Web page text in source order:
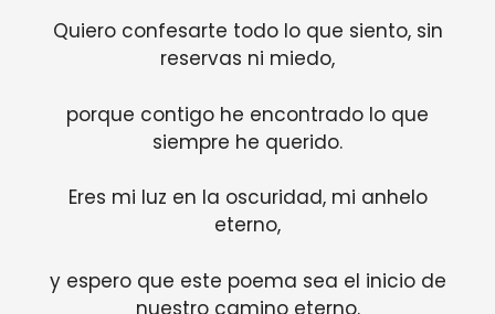
Quiero confesarte todo lo que siento, sin
reservas ni miedo,
porque contigo he encontrado lo que
siempre he querido.
Eres mi luz en la oscuridad, mi anhelo
eterno,
y espero que este poema sea el inicio de
nuestro camino eterno.